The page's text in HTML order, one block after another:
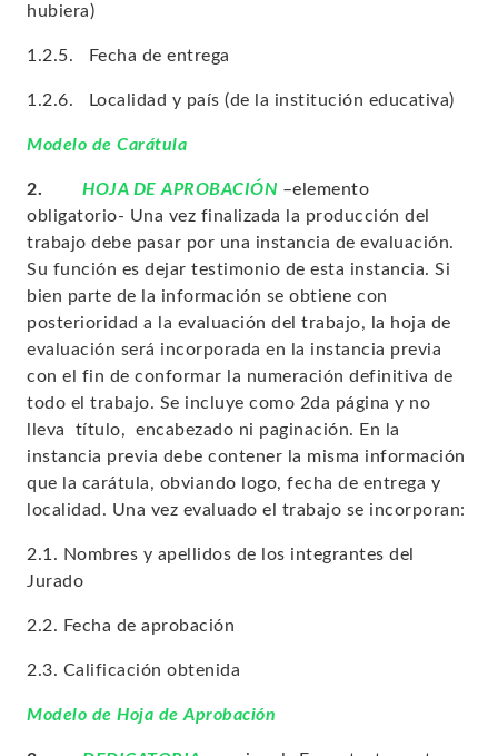
hubiera)
1.2.5. Fecha de entrega
1.2.6. Localidad y país (de la institución educativa)
Modelo de Carátula
2. HOJA DE APROBACIÓN –elemento
obligatorio- Una vez finalizada la producción del
trabajo debe pasar por una instancia de evaluación.
Su función es dejar testimonio de esta instancia. Si
bien parte de la información se obtiene con
posterioridad a la evaluación del trabajo, la hoja de
evaluación será incorporada en la instancia previa
con el fin de conformar la numeración definitiva de
todo el trabajo. Se incluye como 2da página y no
lleva título, encabezado ni paginación. En la
instancia previa debe contener la misma información
que la carátula, obviando logo, fecha de entrega y
localidad. Una vez evaluado el trabajo se incorporan:
2.1. Nombres y apellidos de los integrantes del
Jurado
2.2. Fecha de aprobación
2.3. Calificación obtenida
Modelo de Hoja de Aprobación